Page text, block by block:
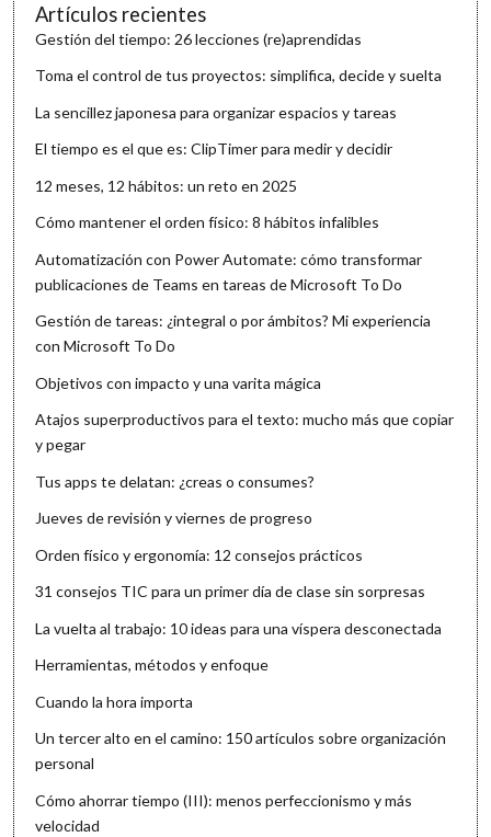
Artículos recientes
Gestión del tiempo: 26 lecciones (re)aprendidas
Toma el control de tus proyectos: simplifica, decide y suelta
La sencillez japonesa para organizar espacios y tareas
El tiempo es el que es: ClipTimer para medir y decidir
12 meses, 12 hábitos: un reto en 2025
Cómo mantener el orden físico: 8 hábitos infalibles
Automatización con Power Automate: cómo transformar
publicaciones de Teams en tareas de Microsoft To Do
Gestión de tareas: ¿integral o por ámbitos? Mi experiencia
con Microsoft To Do
Objetivos con impacto y una varita mágica
Atajos superproductivos para el texto: mucho más que copiar
y pegar
Tus apps te delatan: ¿creas o consumes?
Jueves de revisión y viernes de progreso
Orden físico y ergonomía: 12 consejos prácticos
31 consejos TIC para un primer día de clase sin sorpresas
La vuelta al trabajo: 10 ideas para una víspera desconectada
Herramientas, métodos y enfoque
Cuando la hora importa
Un tercer alto en el camino: 150 artículos sobre organización
personal
Cómo ahorrar tiempo (III): menos perfeccionismo y más
velocidad